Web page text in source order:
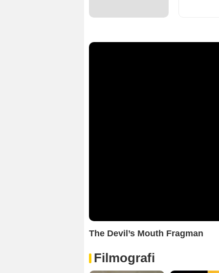
The Devil’s Mouth Fragman
Filmografi